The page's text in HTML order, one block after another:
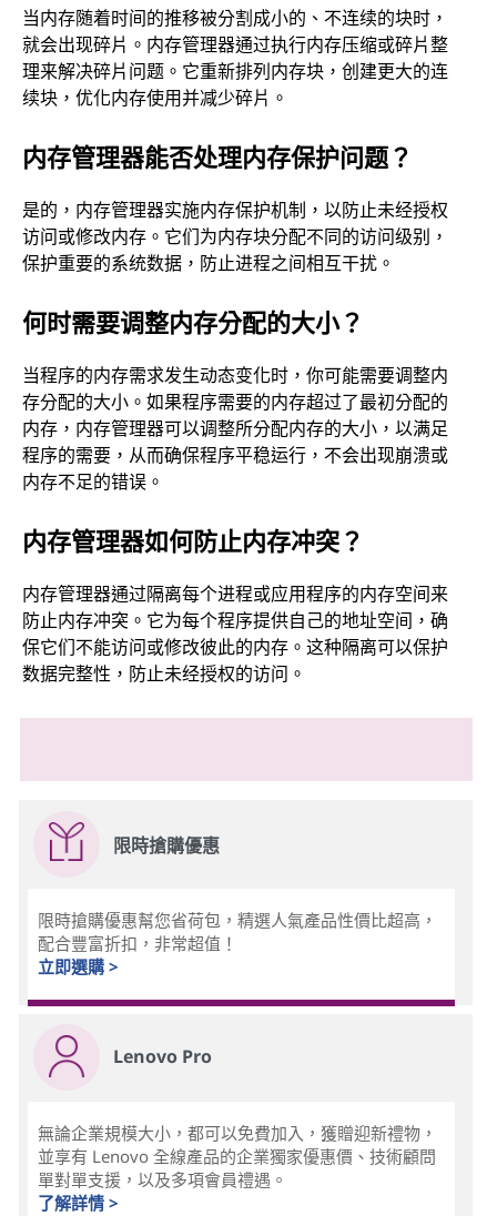
当内存随着时间的推移被分割成小的、不连续的块时，
就会出现碎片。内存管理器通过执行内存压缩或碎片整
理来解决碎片问题。它重新排列内存块，创建更大的连
续块，优化内存使用并减少碎片。
内存管理器能否处理内存保护问题？
是的，内存管理器实施内存保护机制，以防止未经授权
访问或修改内存。它们为内存块分配不同的访问级别，
保护重要的系统数据，防止进程之间相互干扰。
何时需要调整内存分配的大小？
当程序的内存需求发生动态变化时，你可能需要调整内
存分配的大小。如果程序需要的内存超过了最初分配的
内存，内存管理器可以调整所分配内存的大小，以满足
程序的需要，从而确保程序平稳运行，不会出现崩溃或
内存不足的错误。
内存管理器如何防止内存冲突？
内存管理器通过隔离每个进程或应用程序的内存空间来
防止内存冲突。它为每个程序提供自己的地址空间，确
保它们不能访问或修改彼此的内存。这种隔离可以保护
数据完整性，防止未经授权的访问。
限時搶購優惠
限時搶購優惠幫您省荷包，精選人氣產品性價比超高，
配合豐富折扣，非常超值！
立即選購 >
Lenovo Pro
無論企業規模大小，都可以免費加入，獲贈迎新禮物，
並享有 Lenovo 全線產品的企業獨家優惠價、技術顧問
單對單支援，以及多項會員禮遇。
了解詳情 >